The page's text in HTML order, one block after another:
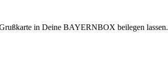
in Deine BAYERNBOX beilegen lassen.